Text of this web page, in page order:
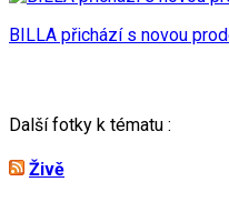
BILLA přichází s novou
Další fotky k tématu :
Živě